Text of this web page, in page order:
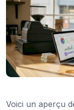
Voici un aperçu